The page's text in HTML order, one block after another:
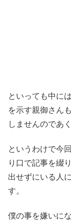
といっても中に
を示す親御さん
しませんのであ
というわけで今
り口で記事を綴
出せずにいる人
す。
僕の事を嫌いに